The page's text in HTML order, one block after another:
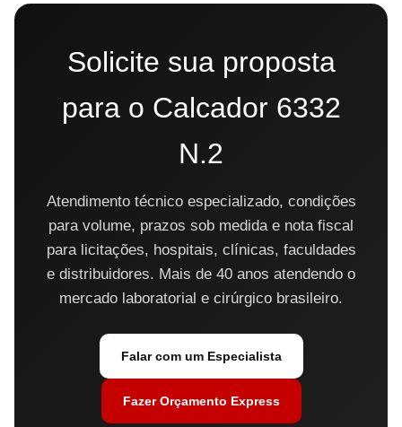
Solicite sua proposta
para o Calcador 6332
N.2
Atendimento técnico especializado, condições
para volume, prazos sob medida e nota fiscal
para licitações, hospitais, clínicas, faculdades
e distribuidores. Mais de 40 anos atendendo o
mercado laboratorial e cirúrgico brasileiro.
Falar com um Especialista
Fazer Orçamento Express